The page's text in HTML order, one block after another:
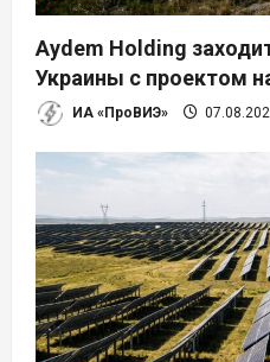
Aydem Holding
Украины с проектом
ИА «ПроВИЭ»